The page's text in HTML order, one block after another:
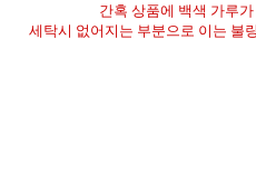
간혹 상품에 백색 가루
세탁시 없어지는 부분으로 이는 불